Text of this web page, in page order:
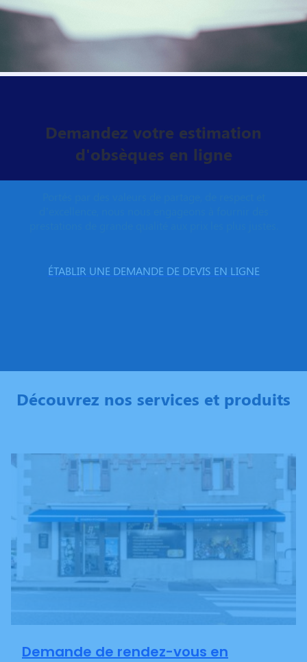
Demandez votre estimation
d'obsèques en ligne
ÉTABLIR UNE DEMANDE DE DEVIS EN LIGNE
Découvrez nos services et produits
Demande de rendez-vous en